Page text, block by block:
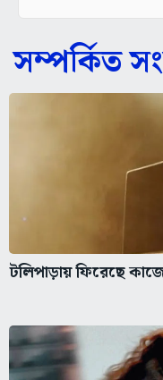
সম্পর্কিত
টলিপাড়ায় ফিরেছে